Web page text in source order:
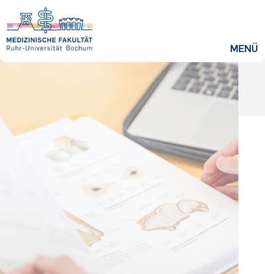
ZUM HAUPTINHALT SPRINGEN
MENÜ